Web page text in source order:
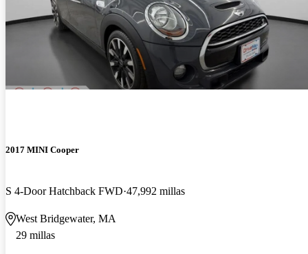
2017 MINI Cooper
S 4-Door Hatchback FWD 47,992 millas
West Bridgewater, MA
29 millas